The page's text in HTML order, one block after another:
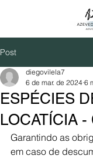
Post
ESPÉCIES
LOCATÍCIA -
diegovilela7
6 de mar. de 2024 6
Garantindo as
em caso de